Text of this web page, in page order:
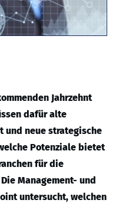
Jahrzehnt
dafür alte
und neue strategische
Potenziale bietet
für die
Management- und
untersucht, welchen